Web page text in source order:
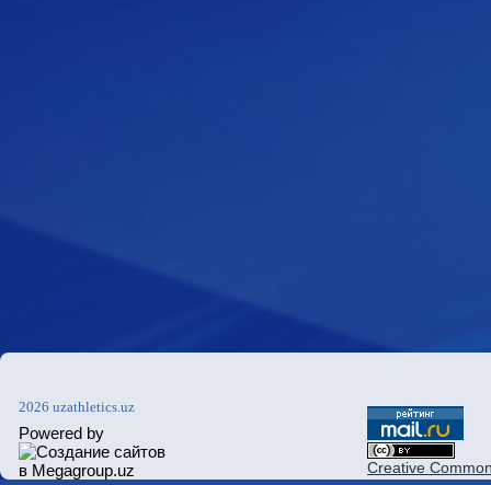
2026 uzathletics.uz
Powered by
Creative